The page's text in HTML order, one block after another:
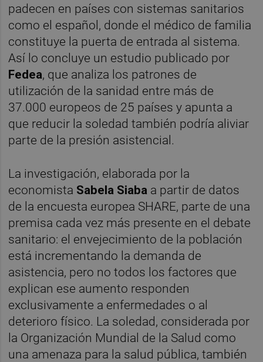
padecen en países con sistemas sanitarios
como el español, donde el médico de familia
constituye la puerta de entrada al sistema.
Así lo concluye un estudio publicado por
Fedea, que analiza los patrones de
utilización de la sanidad entre más de
37.000 europeos de 25 países y apunta a
que reducir la soledad también podría aliviar
parte de la presión asistencial.
La investigación, elaborada por la
economista Sabela Siaba a partir de datos
de la encuesta europea SHARE, parte de una
premisa cada vez más presente en el debate
sanitario: el envejecimiento de la población
está incrementando la demanda de
asistencia, pero no todos los factores que
explican ese aumento responden
exclusivamente a enfermedades o al
deterioro físico. La soledad, considerada por
la Organización Mundial de la Salud como
una amenaza para la salud pública, también